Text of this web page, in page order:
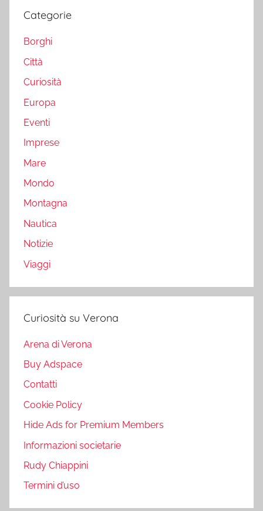
Categorie
Borghi
Città
Curiosità
Europa
Eventi
Imprese
Mare
Mondo
Montagna
Nautica
Notizie
Viaggi
Curiosità su Verona
Arena di Verona
Buy Adspace
Contatti
Cookie Policy
Hide Ads for Premium Members
Informazioni societarie
Rudy Chiappini
Termini d’uso